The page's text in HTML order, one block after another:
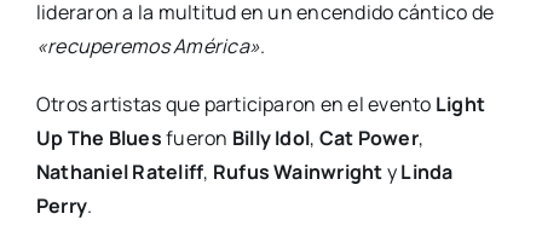
lideraron a la multitud en un encendido cántico de
«recuperemos América».
Otros artistas que participaron en el evento Light
Up The Bluesfueron Billy Idol, Cat Power,
Nathaniel Rateliff, Rufus WainwrightyLinda
Perry.